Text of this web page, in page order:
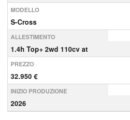
MODELLO
S-Cross
ALLESTIMENTO
1.4h Top+ 2wd 110cv at
PREZZO
32.950 €
INIZIO PRODUZIONE
2026